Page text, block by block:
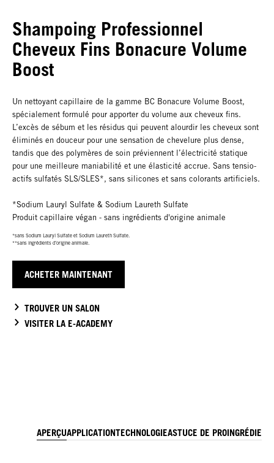
Shampoing Professionnel
Cheveux Fins Bonacure Volume
Boost
Un nettoyant capillaire de la gamme BC Bonacure Volume Boost,
spécialement formulé pour apporter du volume aux cheveux fins.
L’excès de sébum et les résidus qui peuvent alourdir les cheveux sont
éliminés en douceur pour une sensation de chevelure plus dense,
tandis que des polymères de soin préviennent l’électricité statique
pour une meilleure maniabilité et une élasticité accrue. Sans tensio-
actifs sulfatés SLS/SLES*, sans silicones et sans colorants artificiels.
*Sodium Lauryl Sulfate & Sodium Laureth Sulfate
Produit capillaire végan - sans ingrédients d'origine animale
*sans Sodium Lauryl Sulfate et Sodium Laureth Sulfate.
**sans ingrédients d’origine animale.
ACHETER MAINTENANT
TROUVER UN SALON
VISITER LA E-ACADEMY
APERÇUAPPLICATIONTECHNOLOGIEASTUCE DE PRO